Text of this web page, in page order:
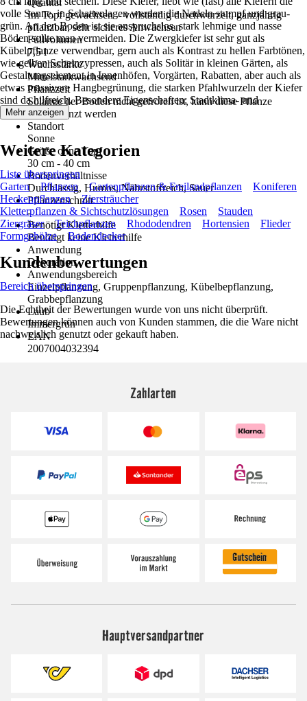
Qualität
Im Topf gewachsen – vollständig durchwurzelt, ganzjährig
pflanzbar, sehr sicheres Anwachsen
Füllvolumen
7,5 l
Wuchsstärke
Mittelstarkwachsend
Pflanzzeit
Solange der Boden nicht gefroren ist, kann diese Pflanze
ausgepflanzt werden
Standort
Sonne
Größe ohne Topf
30 cm - 40 cm
Bodenverhältnisse
Durchlässig, Humos, Nährstoffreich, Sauer
Pflanzenschnitt
-
Benötigt Kletterhilfe
Benötigt keine Kletterhilfe
Anwendung
Dekoration
Anwendungsbereich
Einzelpflanzung, Gruppenpflanzung, Kübelbepflanzung,
Grabbepflanzung
Laub
Immergrün
EAN
2007004032394
volle Sonne, in Schattenlagen werden die Nadeln stumpf und grau-
grün. An den Boden ist sie anspruchslos, stark lehmige und nasse
Böden sollte man vermeiden. Die Zwergkiefer ist sehr gut als
Kübelpflanze verwendbar, gern auch als Kontrast zu hellen Farbtönen,
wie gelben Scheinzypressen, auch als Solitär in kleinen Gärten, als
Gestaltungselement in Innenhöfen, Vorgärten, Rabatten, aber auch als
etwas massivere Hangbegrünung, die starken Pfahlwurzeln der Kiefer
sind da hilfreich. Besondere Eigenschaften: Stadtklima- und
industriefest
Mehr anzeigen
Weitere Kategorien
Liste überspringen
Garten
Pflanzen Gartenpflanzen & Freilandpflanzen
Koniferen
Heckenpflanzen
Ziersträucher
Kletterpflanzen & Sichtschutzlösungen
Rosen
Stauden
Ziergräser
Teichpflanzen Rhododendren Hortensien
Flieder
Formgehölze
Bodendecker
Kundenbewertungen
Bereich überspringen
Die Echtheit der Bewertungen wurde von uns nicht überprüft.
Bewertungen können auch von Kunden stammen, die die Ware nicht
nachweislich genutzt oder gekauft haben.
Zahlarten
Hauptversandpartner